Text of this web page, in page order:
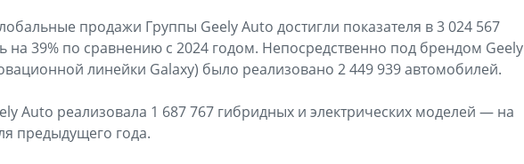
продажи Группы Geely Auto достигли показателя в 3 024 567
на 39% по сравнению с 2024 годом. Непосредственно под брендом Geely
линейки Galaxy) было реализовано 2 449 939 автомобилей.
Auto реализовала 1 687 767 гибридных и электрических моделей — на
предыдущего года.